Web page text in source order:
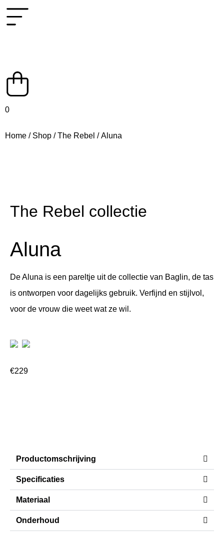
0
Home / Shop /The Rebel / Aluna
The Rebel collectie
Aluna
De Aluna is een pareltje uit de collectie van Baglin, de tas
is ontworpen voor dagelijks gebruik. Verfijnd en stijlvol,
voor de vrouw die weet wat ze wil.
€229
Productomschrijving
Specificaties
Materiaal
Onderhoud